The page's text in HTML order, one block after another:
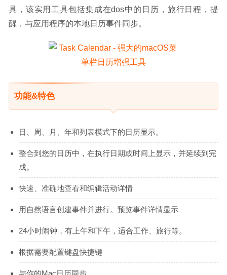
具，该实用工具包括集成在dos中的日历，旅行日程，提
醒，与应用程序的本地日历事件同步。
功能&特色
日、周、月、年和列表模式下的日历显示。
整合到您的日历中，在执行日期或时间上显示，并延续到完
成。
快速、准确地查看和编辑活动详情
用自然语言创建事件并进行。预览事件详情显示
24小时闹钟，有上午和下午，适合工作、旅行等。
根据需要配置键盘快捷键
与你的Mac日历同步